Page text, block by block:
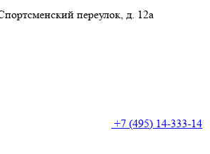
переулок, д. 12а
+7 (495) 14-333-14